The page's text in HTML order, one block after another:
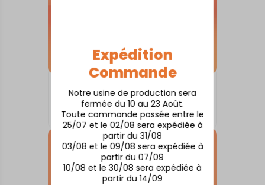
Expédition
Commande
Notre usine de production sera
fermée du 10 au 23 Août.
Toute commande passée entre le
25/07 et le 02/08 sera expédiée à
partir du 31/08
03/08 et le 09/08 sera expédiée à
partir du 07/09
10/08 et le 30/08 sera expédiée à
partir du 14/09
SKYLINE SUR SOCLE
Argenton-sur-Creuse
À partir de80,00€